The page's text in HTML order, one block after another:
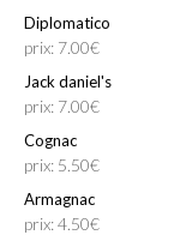
Diplomatico
prix: 7.00€
Jack daniel's
prix: 7.00€
Cognac
prix: 5.50€
Armagnac
prix: 4.50€